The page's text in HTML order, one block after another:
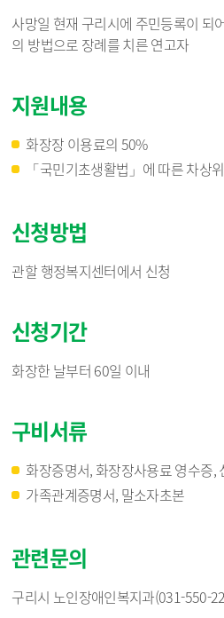
사망일 현재 구리시에 주민등록이 되
의 방법으로 장례를 치른 연고자
지원내용
화장장 이용료의 50%
「국민기초생활법」에 따른 차상
신청방법
관할 행정복지센터에서 신청
신청기간
화장한 날부터 60일 이내
구비서류
화장증명서, 화장장사용료 영수증,
가족관계증명서, 말소자초본
관련문의
구리시 노인장애인복지과(031-550-